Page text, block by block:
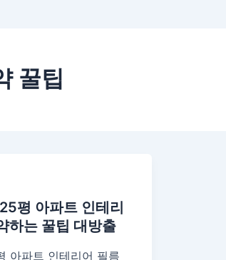
꿀팁
평 아파트 인테리
하는 꿀팁 대방출
아파트 인테리어 필름